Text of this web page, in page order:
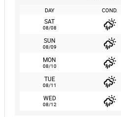
DAY COND.
SAT
08/08
SUN
08/09
MON
08/10
TUE
08/11
WED
08/12